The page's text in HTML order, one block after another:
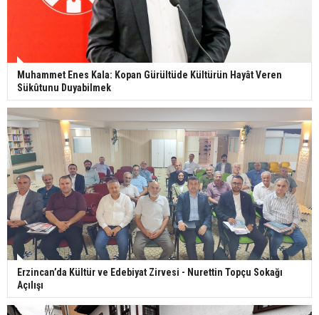
Muhammet Enes Kala: Kopan Gürültüde Kültürün Hayât Veren
Sükûtunu Duyabilmek
Erzincan’da Kültür ve Edebiyat Zirvesi - Nurettin Topçu Sokağı
Açılışı